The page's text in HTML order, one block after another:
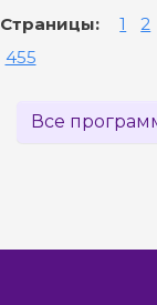
Страницы: 1 2
455
Все